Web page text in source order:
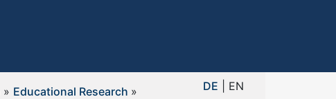
» Educational Research »
DE | EN